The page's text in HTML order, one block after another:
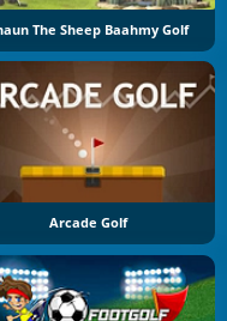
The Sheep Baahmy Golf
Arcade Golf